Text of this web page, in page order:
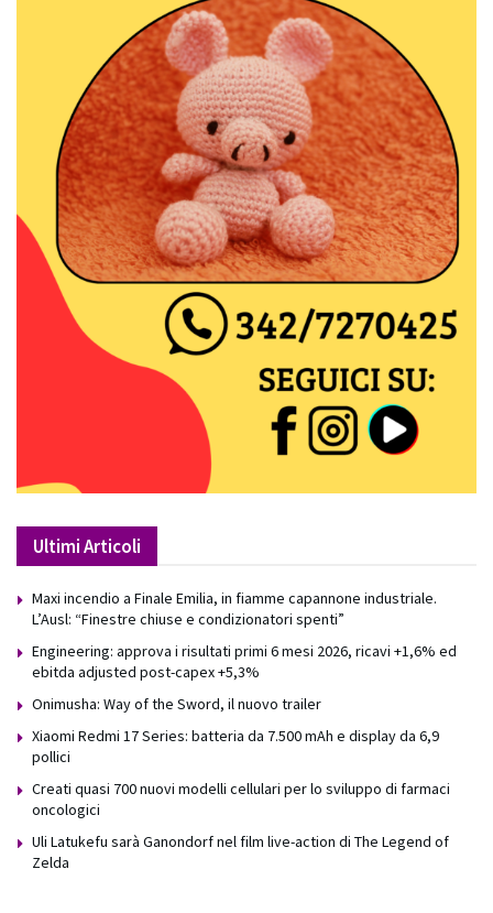
Ultimi Articoli
Maxi incendio a Finale Emilia, in fiamme capannone industriale.
L’Ausl: “Finestre chiuse e condizionatori spenti”
Engineering: approva i risultati primi 6 mesi 2026, ricavi +1,6% ed
ebitda adjusted post-capex +5,3%
Onimusha: Way of the Sword, il nuovo trailer
Xiaomi Redmi 17 Series: batteria da 7.500 mAh e display da 6,9
pollici
Creati quasi 700 nuovi modelli cellulari per lo sviluppo di farmaci
oncologici
Uli Latukefu sarà Ganondorf nel film live-action di The Legend of
Zelda